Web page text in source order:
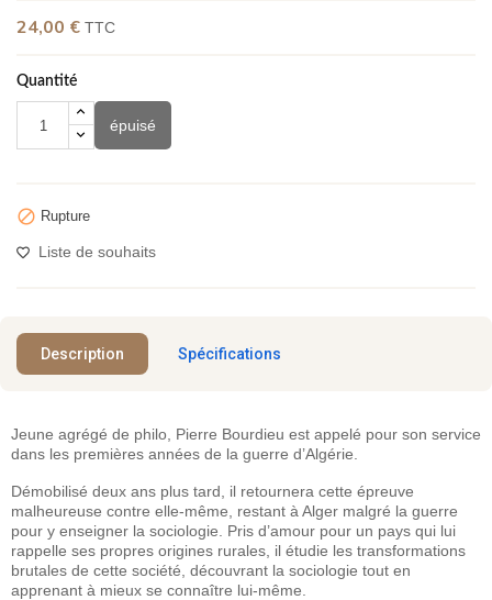
24,00 € TTC
Quantité
épuisé
 Rupture
Liste de souhaits
Description Spécifications
Jeune agrégé de philo, Pierre Bourdieu est appelé pour son service
dans les premières années de la guerre d’Algérie.
Démobilisé deux ans plus tard, il retournera cette épreuve
malheureuse contre elle-même, restant à Alger malgré la guerre
pour y enseigner la sociologie. Pris d’amour pour un pays qui lui
rappelle ses propres origines rurales, il étudie les transformations
brutales de cette société, découvrant la sociologie tout en
apprenant à mieux se connaître lui-même.